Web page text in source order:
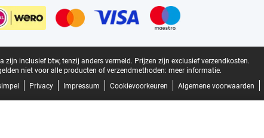
zijn inclusief btw, tenzij anders vermeld. Prijzen zijn exclusief verzendkosten.
niet voor alle producten of verzendmethoden: meer informatie.
Privacy Impressum Cookievoorkeuren Algemene voorwaarden